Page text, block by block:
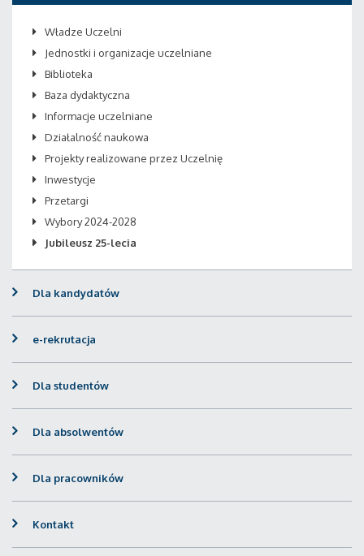
Władze Uczelni
Jednostki i organizacje uczelniane
Biblioteka
Baza dydaktyczna
Informacje uczelniane
Działalność naukowa
Projekty realizowane przez Uczelnię
Inwestycje
Przetargi
Wybory 2024-2028
Jubileusz 25-lecia
Dla kandydatów
e-rekrutacja
Dla studentów
Dla absolwentów
Dla pracowników
Kontakt